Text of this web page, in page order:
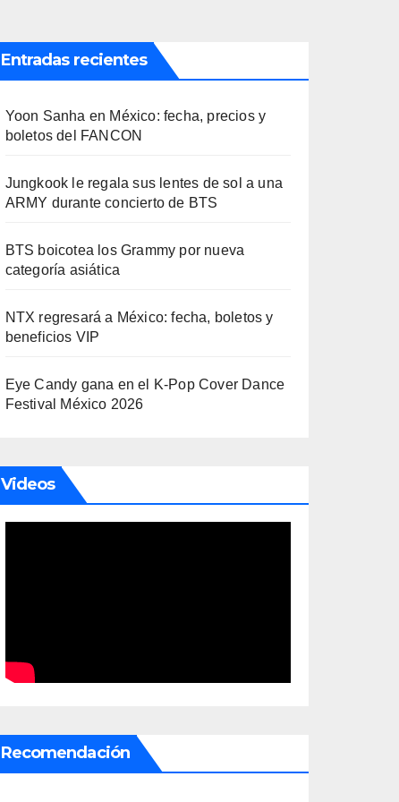
Entradas recientes
Yoon Sanha en México: fecha, precios y
boletos del FANCON
Jungkook le regala sus lentes de sol a una
ARMY durante concierto de BTS
BTS boicotea los Grammy por nueva
categoría asiática
NTX regresará a México: fecha, boletos y
beneficios VIP
Eye Candy gana en el K-Pop Cover Dance
Festival México 2026
Videos
Recomendación